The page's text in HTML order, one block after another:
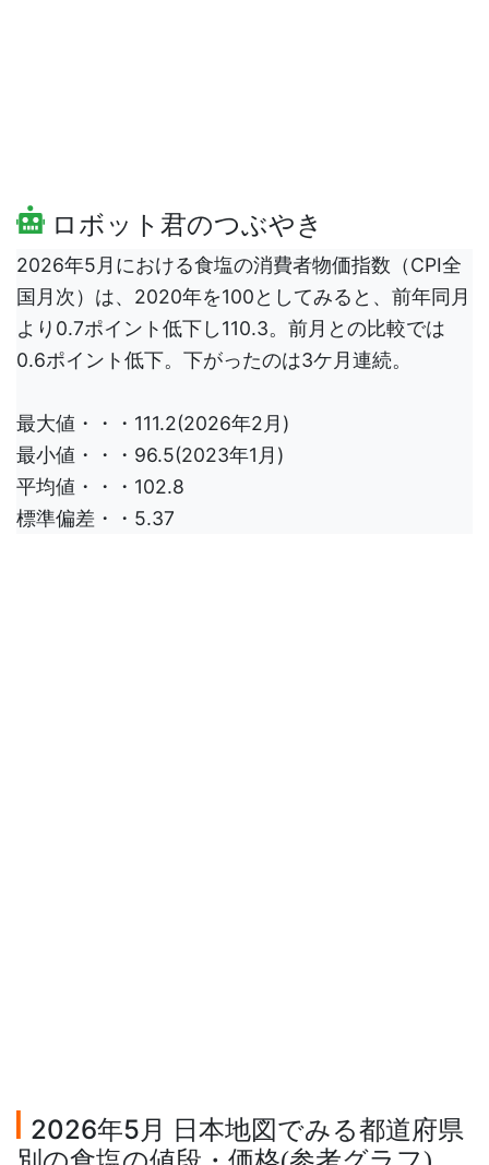
ロボット君のつぶやき
2026年5月における食塩の消費者物価指数（CPI全
国月次）は、2020年を100としてみると、前年同月
より0.7ポイント低下し110.3。前月との比較では
0.6ポイント低下。下がったのは3ケ月連続。
最大値・・・111.2(2026年2月)
最小値・・・96.5(2023年1月)
平均値・・・102.8
標準偏差・・5.37
2026年5月 日本地図でみる都道府県